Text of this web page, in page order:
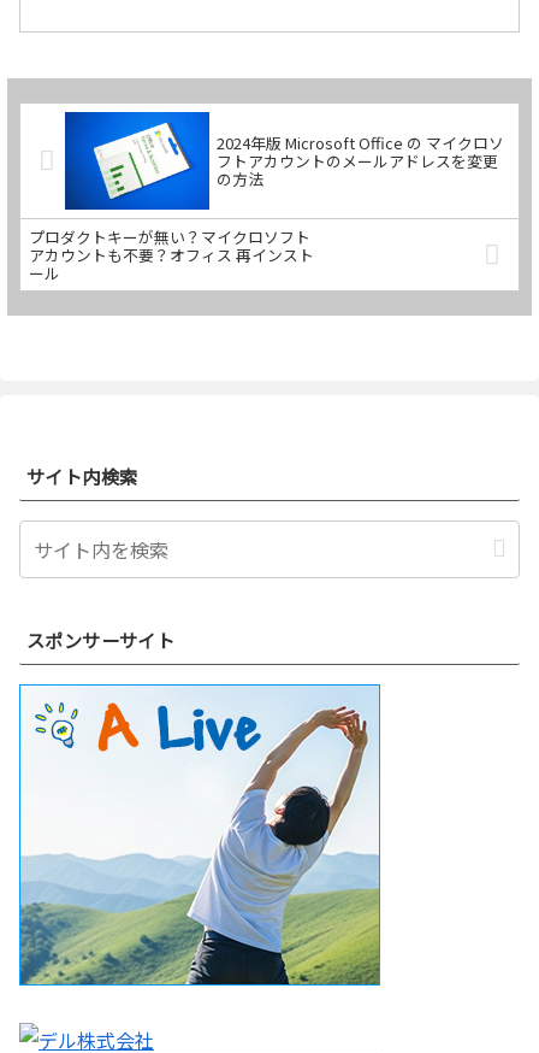
2024年版 Microsoft Office の マイクロソ
フトアカウントのメールアドレスを変更
の方法
プロダクトキーが無い？マイクロソフト
アカウントも不要？オフィス 再インスト
ール
サイト内検索
スポンサーサイト